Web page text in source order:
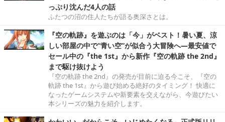
っぷり沈んだ4人の話
ふたつの沼の住人たちが語る奥深さとは。
『空の軌跡』を遊ぶのは「今」がベスト！暑い夏、涼
しい部屋の中で“青い空”が似合う大冒険へ―最安値で
セール中の『the 1st』から新作『空の軌跡 the 2nd』
まで駆け抜けよう
『空の軌跡 the 2nd』の発売が目前に迫る今こそ、『空の
軌跡 the 1st』から遊び始める絶好のタイミング！ 快適に
なったゲームシステムや新要素を交えながら、今遊びたい
本シリーズの魅力を紹介します。